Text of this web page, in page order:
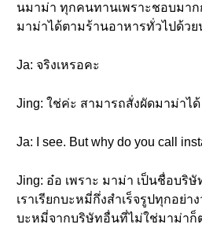
นมาม่า ทุกคนทานเพราะชอบมา
มาม่าได้ตามร้านอาหารทั่วไปด้วย
Ja: จริงเหรอคะ
Jing: ใช่ค่ะ สามารถสั่งผัดมาม่าไ
Ja: I see. But why do you call
Jing: อ๋อ เพราะ มาม่า เป็นชื่อบริ
เราเรียกบะหมี่กึ่งสำเร็จรูปทุกอย่า
บะหมี่จากบริษัทอื่นที่ไม่ใช่มาม่าก็